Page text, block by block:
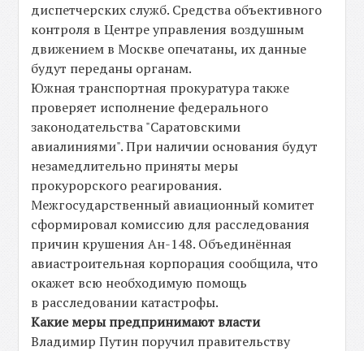
диспетчерских служб. Средства объективного
контроля в Центре управления воздушным
движением в Москве опечатаны, их данные
будут переданы органам.
Южная транспортная прокуратура также
проверяет исполнение федерального
законодательства "Саратовскими
авиалиниями". При наличии основания будут
незамедлительно приняты меры
прокурорского реагирования.
Межгосударственный авиационный комитет
сформировал комиссию для расследования
причин крушения Ан-148. Объединённая
авиастроительная корпорация сообщила, что
окажет всю необходимую помощь
в расследовании катастрофы.
Какие меры предпринимают власти
Владимир Путин поручил правительству